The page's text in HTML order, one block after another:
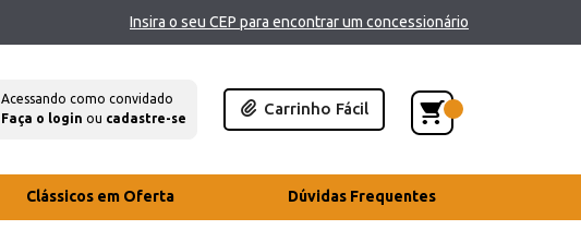
Insira o seu CEP para encontrar um concessionário
Acessando como convidado
Faça o login ou cadastre-se
Carrinho Fácil
Clássicos em Oferta Dúvidas Frequentes